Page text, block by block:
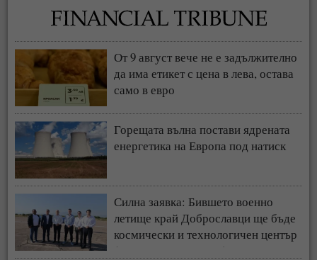
От 9 август вече не е задължително
да има етикет с цена в лева, остава
само в евро
Горещата вълна постави ядрената
енергетика на Европа под натиск
Силна заявка: Бившето военно
летище край Доброславци ще бъде
космически и технологичен център
(СНИМКИ + ВИДЕО)